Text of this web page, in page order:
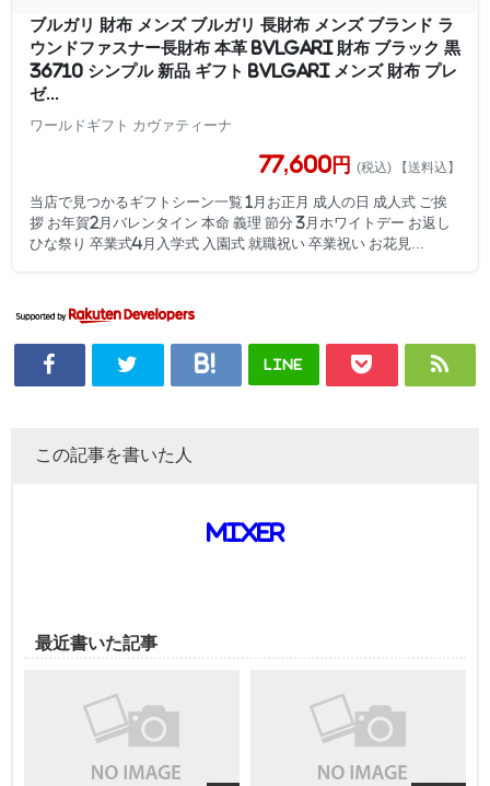
ブルガリ 財布 メンズ ブルガリ 長財布 メンズ ブランド ラ
ウンドファスナー長財布 本革 BVLGARI 財布 ブラック 黒
36710 シンプル 新品 ギフト bvlgari メンズ 財布 プレ
ゼ...
ワールドギフト カヴァティーナ
77,600円 (税込) 【送料込】
当店で見つかるギフトシーン一覧 1月お正月 成人の日 成人式 ご挨
拶 お年賀2月バレンタイン 本命 義理 節分 3月ホワイトデー お返し
ひな祭り 卒業式4月入学式 入園式 就職祝い 卒業祝い お花見...
LINE
この記事を書いた人
mixer
最近書いた記事